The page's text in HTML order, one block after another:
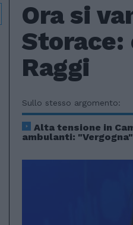
Ora si
Storace:
Raggi
Sullo stesso argomento:
Alta tensione in
ambulanti: "Vergogna"